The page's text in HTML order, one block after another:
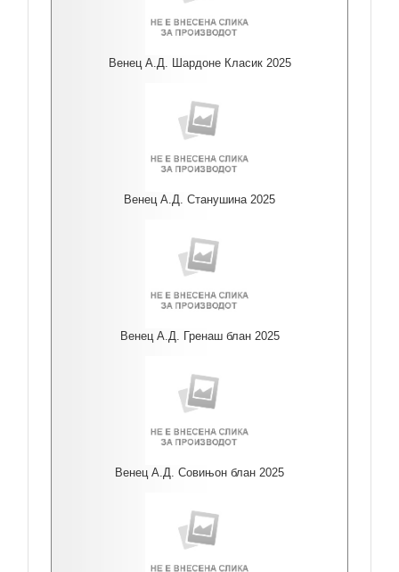
Венец А.Д. Шардоне Класик 2025
Венец А.Д. Станушина 2025
Венец А.Д. Гренаш блан 2025
Венец А.Д. Совињон блан 2025